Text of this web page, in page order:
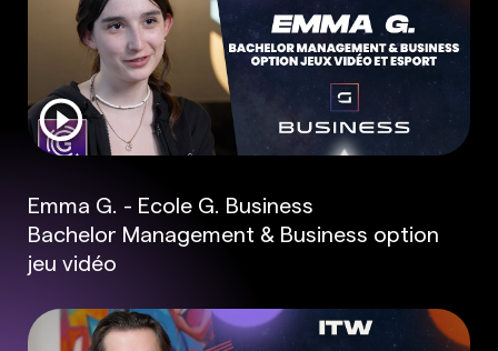
Emma G. - Ecole G. Business
Bachelor Management & Business option
jeu vidéo